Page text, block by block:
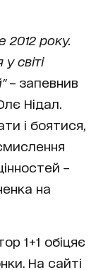
року.
світі
– запевнив
Нідал.
і боятися,
–
на
1+1 обіцяє
На сайті